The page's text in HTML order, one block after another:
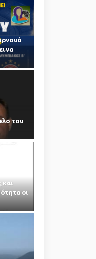
να
του
και
οι